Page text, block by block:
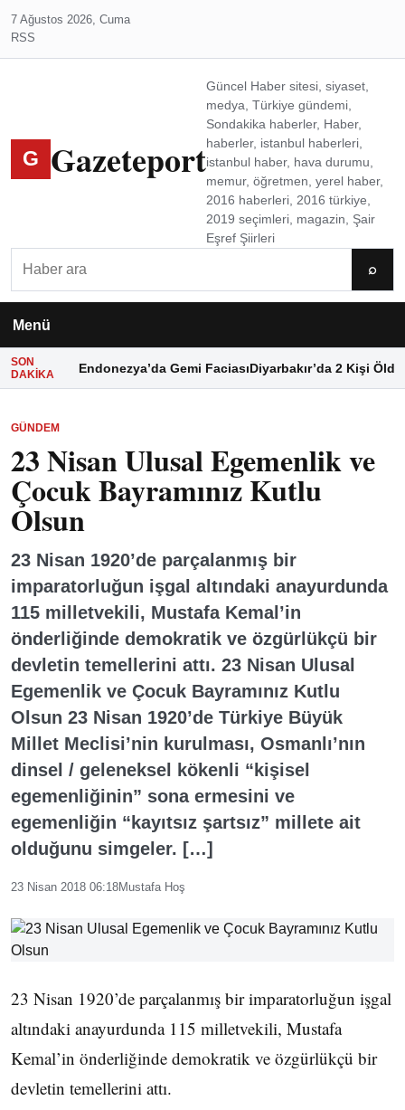
7 Ağustos 2026, Cuma
RSS
G Gazeteport
Güncel Haber sitesi, siyaset,
medya, Türkiye gündemi,
Sondakika haberler, Haber,
haberler, istanbul haberleri,
istanbul haber, hava durumu,
memur, öğretmen, yerel haber,
2016 haberleri, 2016 türkiye,
2019 seçimleri, magazin, Şair
Eşref Şiirleri
⌕
Menü
SON
DAKIKA
Endonezya’da Gemi FaciasıDiyarbakır’da 2 Kişi Öldü
GÜNDEM
23 Nisan Ulusal Egemenlik ve
Çocuk Bayramınız Kutlu
Olsun
23 Nisan 1920’de parçalanmış bir
imparatorluğun işgal altındaki anayurdunda
115 milletvekili, Mustafa Kemal’in
önderliğinde demokratik ve özgürlükçü bir
devletin temellerini attı. 23 Nisan Ulusal
Egemenlik ve Çocuk Bayramınız Kutlu
Olsun 23 Nisan 1920’de Türkiye Büyük
Millet Meclisi’nin kurulması, Osmanlı’nın
dinsel / geleneksel kökenli “kişisel
egemenliğinin” sona ermesini ve
egemenliğin “kayıtsız şartsız” millete ait
olduğunu simgeler. […]
23 Nisan 2018 06:18Mustafa Hoş
23 Nisan 1920’de parçalanmış bir imparatorluğun işgal
altındaki anayurdunda 115 milletvekili, Mustafa
Kemal’in önderliğinde demokratik ve özgürlükçü bir
devletin temellerini attı.